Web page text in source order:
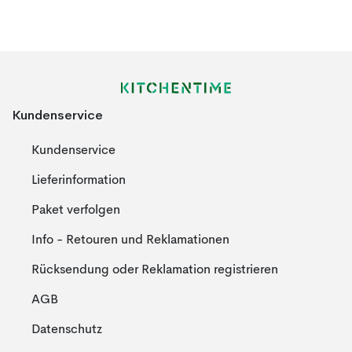
Kundenservice
Kundenservice
Lieferinformation
Paket verfolgen
Info - Retouren und Reklamationen
Rücksendung oder Reklamation registrieren
AGB
Datenschutz